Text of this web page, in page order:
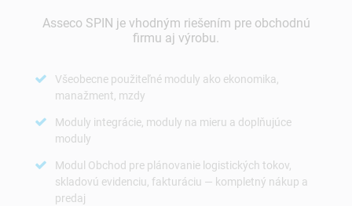
Asseco SPIN je vhodným riešením pre obchodnú
firmu aj výrobu.
Všeobecne použiteľné moduly ako ekonomika,
manažment, mzdy
Moduly integrácie, moduly na mieru a doplňujúce
moduly
Modul Obchod pre plánovanie logistických tokov,
skladovú evidenciu, fakturáciu — kompletný nákup a
predaj